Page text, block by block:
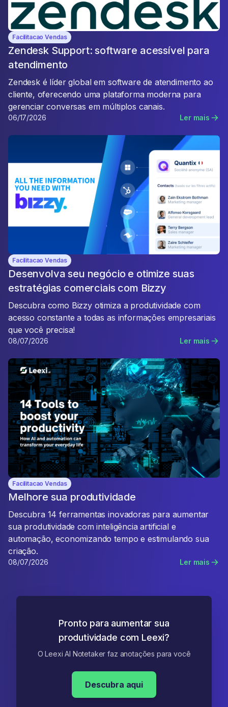
Facilitacao Vendas
Zendesk Support: software acessível para
atendimento
Zendesk é líder global em software de atendimento ao
cliente, oferecendo uma plataforma moderna para
gerenciar conversas em múltiplos canais.
06/17/2026 Ler mais
Facilitacao Vendas
Desenvolva seu negócio e otimize suas
estratégias comerciais com Bizzy
Descubra como Bizzy otimiza a produtividade com
acesso constante a todas as informações empresariais
que você precisa!
08/07/2026 Ler mais
Facilitacao Vendas
Melhore sua produtividade
Descubra 14 ferramentas inovadoras para aumentar
sua produtividade com inteligência artificial e
automação, economizando tempo e estimulando sua
criação.
08/07/2026 Ler mais
Pronto para aumentar sua
produtividade com Leexi?
O Leexi AI Notetaker faz anotações para você
Descubra aqui